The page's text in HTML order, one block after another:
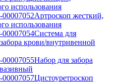
использования
00007052Артроскоп жесткий,
использования
00007054Система для
крови/внутривенной
00007055Набор для забора
00007057Цистоуретроскоп